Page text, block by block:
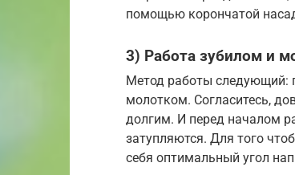
помощью корончатой
3) Работа зубилом и
Метод работы следующий:
молотком. Согласитесь,
долгим. И перед началом
затупляются. Для того
себя оптимальный угол